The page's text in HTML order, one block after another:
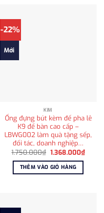
-22%
Mới
KIM
Ống đựng bút kèm đế pha lê
K9 để bàn cao cấp –
LBWG002 làm quà tặng sếp,
đối tác, doanh nghiệp…
1.750.000₫ Giá
là:
1.750.000₫.
1.368.000₫Giá
hiện
THÊM VÀO GIỎ HÀNG